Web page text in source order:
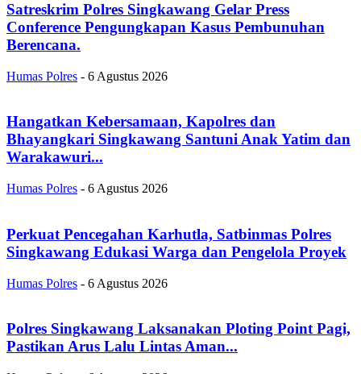
Satreskrim Polres Singkawang Gelar Press
Conference Pengungkapan Kasus Pembunuhan
Berencana.
Humas Polres - 6 Agustus 2026
Hangatkan Kebersamaan, Kapolres dan
Bhayangkari Singkawang Santuni Anak Yatim dan
Warakawuri...
Humas Polres - 6 Agustus 2026
Perkuat Pencegahan Karhutla, Satbinmas Polres
Singkawang Edukasi Warga dan Pengelola Proyek
Humas Polres - 6 Agustus 2026
Polres Singkawang Laksanakan Ploting Point Pagi,
Pastikan Arus Lalu Lintas Aman...